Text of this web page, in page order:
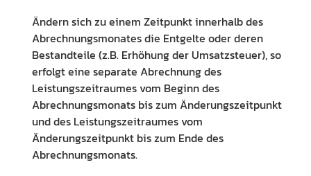
Ändern sich zu einem Zeitpunkt innerhalb des
Abrechnungsmonates die Entgelte oder deren
Bestandteile (z.B. Erhöhung der Umsatzsteuer), so
erfolgt eine separate Abrechnung des
Leistungszeitraumes vom Beginn des
Abrechnungsmonats bis zum Änderungszeitpunkt
und des Leistungszeitraumes vom
Änderungszeitpunkt bis zum Ende des
Abrechnungsmonats.